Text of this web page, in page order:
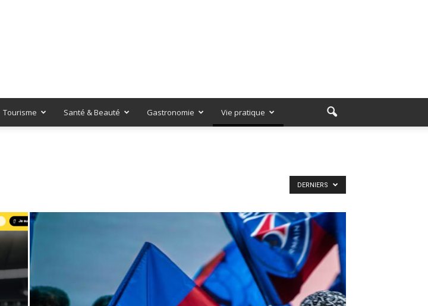
Tourisme Santé & Beauté Gastronomie Vie pratique
DERNIERS